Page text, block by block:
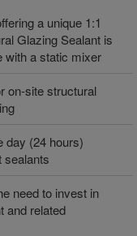
a unique 1:1
Glazing Sealant is
with a static mixer
on-site structural
day (24 hours)
sealants
need to invest in
and related